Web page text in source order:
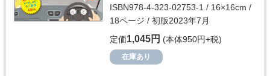
ISBN978-4-323-02753-1 / 16×16cm /
18ページ / 初版2023年7月
定価1,045円 (本体950円+税)
在庫あり